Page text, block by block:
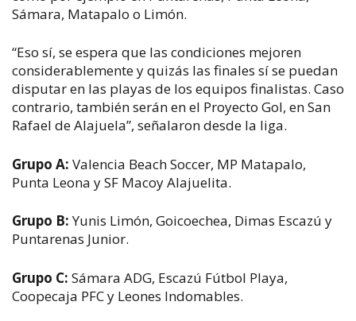
Sámara, Matapalo o Limón.
“Eso sí, se espera que las condiciones mejoren
considerablemente y quizás las finales sí se puedan
disputar en las playas de los equipos finalistas. Caso
contrario, también serán en el Proyecto Gol, en San
Rafael de Alajuela”, señalaron desde la liga.
Grupo A: Valencia Beach Soccer, MP Matapalo,
Punta Leona y SF Macoy Alajuelita.
Grupo B:Yunis Limón, Goicoechea, Dimas Escazú y
Puntarenas Junior.
Grupo C: Sámara ADG, Escazú Fútbol Playa,
Coopecaja PFC y Leones Indomables.